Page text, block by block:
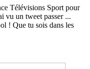
Télévisions Sport pour
vu un tweet passer ...
! Que tu sois dans les